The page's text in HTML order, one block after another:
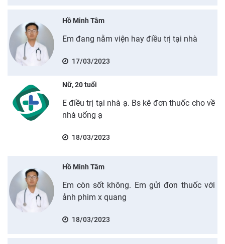
Hồ Minh Tâm
Em đang nằm viện hay điều trị tại nhà
17/03/2023
Nữ, 20 tuổi
E điều trị tại nhà ạ. Bs kê đơn thuốc cho về
nhà uống ạ
18/03/2023
Hồ Minh Tâm
Em còn sốt không. Em gửi đơn thuốc với
ảnh phim x quang
18/03/2023